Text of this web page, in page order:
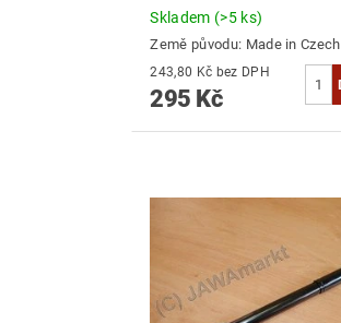
Skladem (>5 ks)
Země původu: Made in Czech
243,80 Kč bez DPH
295 Kč